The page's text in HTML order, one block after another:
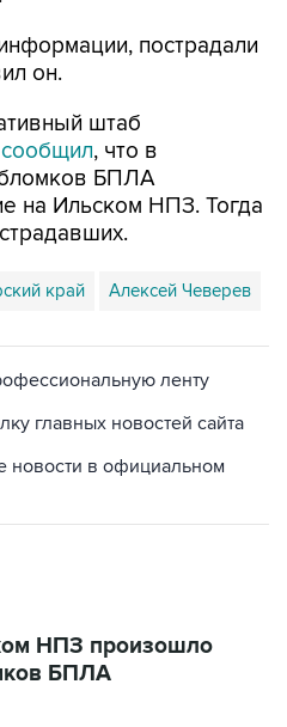
пострадали
он.
штаб
сообщил, что в
БПЛА
на Ильском НПЗ. Тогда
край Алексей Чеверев
ленту
главных новостей сайта
новости в официальном
НПЗ произошло
БПЛА